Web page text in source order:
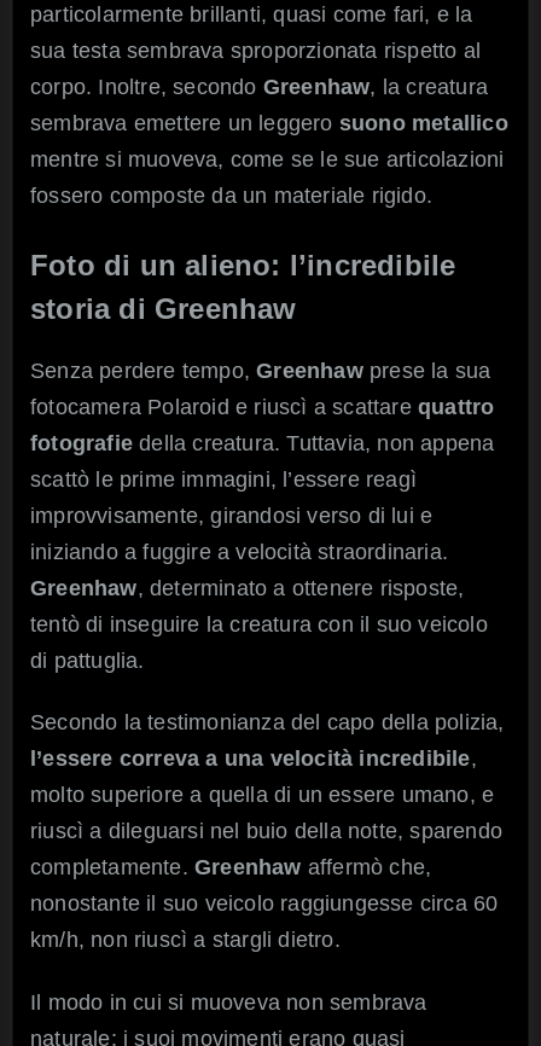
particolarmente brillanti, quasi come fari, e la
sua testa sembrava sproporzionata rispetto al
corpo. Inoltre, secondo Greenhaw, la creatura
sembrava emettere un leggero suono metallico
mentre si muoveva, come se le sue articolazioni
fossero composte da un materiale rigido.
Foto di un alieno: l’incredibile
storia di Greenhaw
Senza perdere tempo,Greenhawprese la sua
fotocamera Polaroid e riuscì a scattarequattro
fotografie della creatura. Tuttavia, non appena
scattò le prime immagini, l’essere reagì
improvvisamente, girandosi verso di lui e
iniziando a fuggire a velocità straordinaria.
Greenhaw, determinato a ottenere risposte,
tentò di inseguire la creatura con il suo veicolo
di pattuglia.
Secondo la testimonianza del capo della polizia,
l’essere correva a una velocità incredibile,
molto superiore a quella di un essere umano, e
riuscì a dileguarsi nel buio della notte, sparendo
completamente. Greenhaw affermò che,
nonostante il suo veicolo raggiungesse circa 60
km/h, non riuscì a stargli dietro.
Il modo in cui si muoveva non sembrava
naturale: i suoi movimenti erano quasi